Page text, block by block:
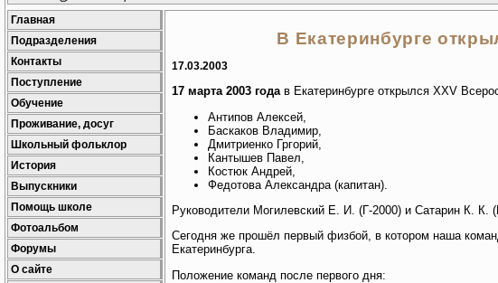
Главная
Подразделения
Контакты
Поступление
Обучение
Проживание, досуг
Школьный фольклор
История
Выпускники
Помощь школе
Фотоальбом
Форумы
О сайте
В Екатеринбурге
17.03.2003
17 марта 2003 годав Екатеринбурге открылся XXV
Антипов Алексей,
Баскаков Владимир,
Дмитриенко Гргорий,
Кантышев Павел,
Костюк Андрей,
Федотова Александра (капитан).
Руководители Могилевский Е. И. (Г-2000) и Сатарин К. К.
Сегодня же прошёл первый физбой, в котором наша
Екатеринбурга.
Положение команд после первого дня: